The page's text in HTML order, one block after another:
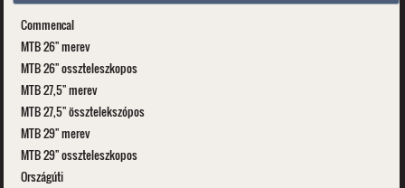
Commencal
MTB 26" merev
MTB 26" osszteleszkopos
MTB 27,5" merev
MTB 27,5" össztelekszópos
MTB 29" merev
MTB 29" osszteleszkopos
Országúti